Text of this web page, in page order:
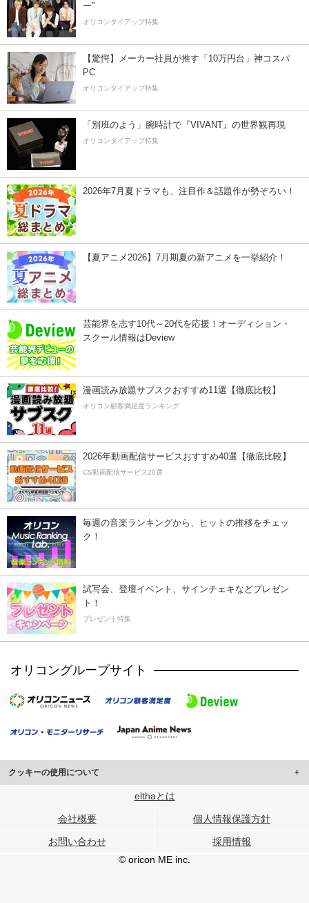
ー”
オリコンタイアップ特集
【驚愕】メーカー社員が推す「10万円台」神コスパ
PC
オリコンタイアップ特集
「別班のよう」腕時計で『VIVANT』の世界観再現
オリコンタイアップ特集
2026年7月夏ドラマも、注目作＆話題作が勢ぞろい！
【夏アニメ2026】7月期夏の新アニメを一挙紹介！
芸能界を志す10代～20代を応援！オーディション・
スクール情報はDeview
漫画読み放題サブスクおすすめ11選【徹底比較】
オリコン顧客満足度ランキング
2026年動画配信サービスおすすめ40選【徹底比較】
CS動画配信サービス20選
毎週の音楽ランキングから、ヒットの推移をチェッ
ク！
試写会、登壇イベント、サインチェキなどプレゼン
ト！
プレゼント特集
オリコングループサイト
クッキーの使用について
このサイトでは Cookie を使用して、ユーザーに合わせたコンテンツや広告の
行っています。
メディアや広告配信、データ解析の各パートナーに提供しています。
各パートナーは、この情報とユーザーが各パートナーに提供した他の情報や、
ユーザーが各パートナーのサービスを使用したときに収集した他の情報を組み
elthaとは
会社概要 個人情報保護方針
お問い合わせ
採用情報
© oricon ME inc.